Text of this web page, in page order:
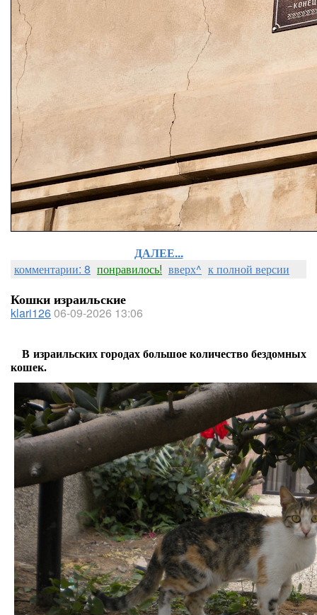
ДАЛЕЕ...
комментарии: 8 понравилось! вверх^ к полной версии
Кошки израильские
klari12606-09-2026 13:06
В израильских городах большое количество бездомных
кошек.